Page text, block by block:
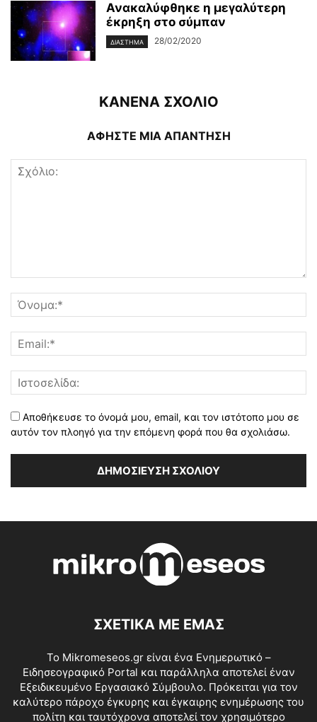
Ανακαλύφθηκε η μεγαλύτερη
έκρηξη στο σύμπαν
ΔΙΆΣΤΗΜΑ 28/02/2020
ΚΑΝΕΝΑ ΣΧΟΛΙΟ
ΑΦΗΣΤΕ ΜΙΑ ΑΠΑΝΤΗΣΗ
Αποθήκευσε το όνομά μου, email, και τον ιστότοπο μου σε
αυτόν τον πλοηγό για την επόμενη φορά που θα σχολιάσω.
ΣΧΕΤΙΚΑ ΜΕ ΕΜΑΣ
Το Mikromeseos.gr είναι ένα Ενημερωτικό –
Ειδησεογραφικό Portal και παράλληλα αποτελεί έναν
Εξειδικευμένο Εργασιακό Σύμβουλο. Πρόκειται για τον
καλύτερο πάροχο έγκυρης και έγκαιρης ενημέρωσης του
πολίτη και ταυτόχρονα αποτελεί τον χρησιμότερο